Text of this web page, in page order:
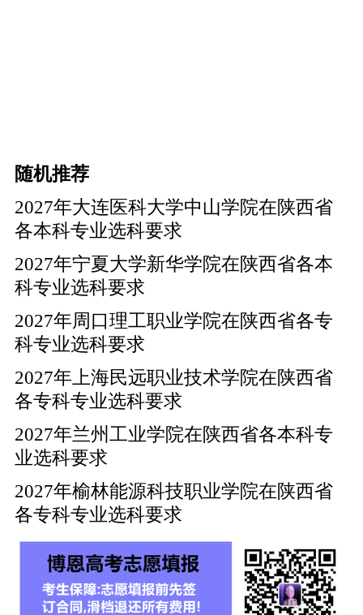
随机推荐
2027年大连医科大学中山学院在陕西省
各本科专业选科要求
2027年宁夏大学新华学院在陕西省各本
科专业选科要求
2027年周口理工职业学院在陕西省各专
科专业选科要求
2027年上海民远职业技术学院在陕西省
各专科专业选科要求
2027年兰州工业学院在陕西省各本科专
业选科要求
2027年榆林能源科技职业学院在陕西省
各专科专业选科要求